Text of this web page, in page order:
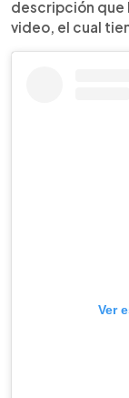
descripción que
video, el cual
Ver